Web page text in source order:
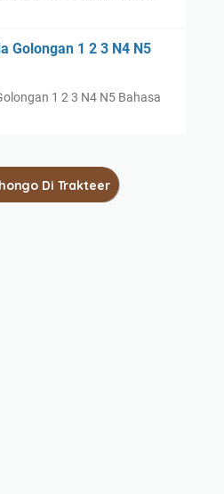
Golongan 1 2 3 N4 N5
1 2 3 N4 N5 Bahasa
Di Trakteer